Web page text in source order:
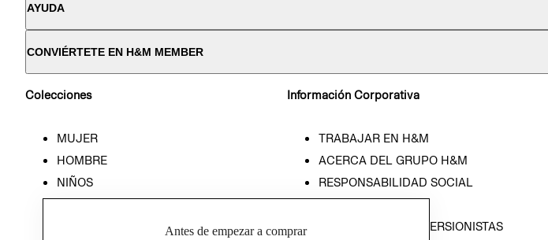
AYUDA
CONVIÉRTETE EN H&M MEMBER
Colecciones
MUJER
HOMBRE
NIÑOS
Información Corporativa
TRABAJAR EN H&M
ACERCA DEL GRUPO H&M
RESPONSABILIDAD SOCIAL
RELACIÓN CON INVERSIONISTAS
Antes de empezar a comprar